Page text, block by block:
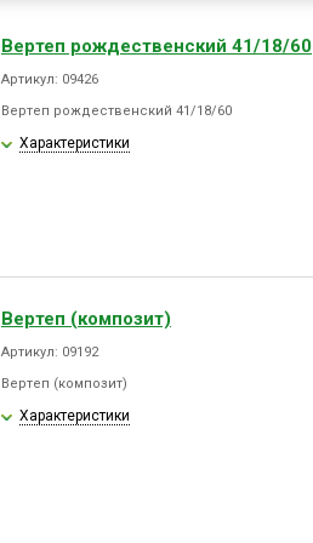
Вертеп рождественский 41/18/60
Артикул: 09426
Вертеп рождественский 41/18/60
Характеристики
Вертеп (композит)
Артикул: 09192
Вертеп (композит)
Характеристики